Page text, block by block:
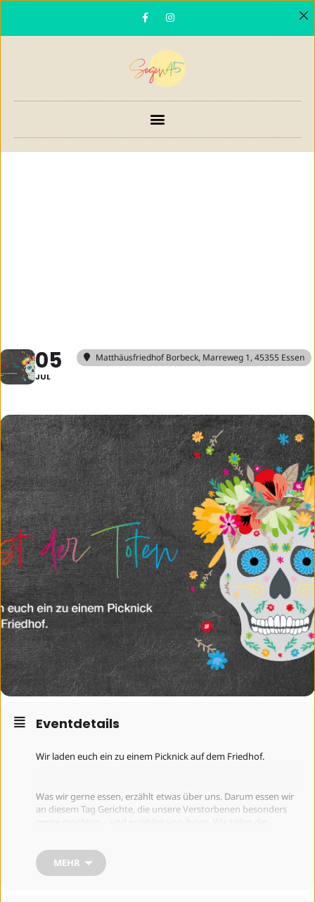
05
JUL
Matthäusfriedhof Borbeck, Marreweg 1, 45355 Essen
Eventdetails
Wir laden euch ein zu einem Picknick auf dem Friedhof.
Was wir gerne essen, erzählt etwas über uns. Darum essen wir
an diesem Tag Gerichte, die unsere Verstorbenen besonders
ein Segensritual. Eingeladen sind alle, die sich gemeinsam mit
anderen an eine verstorbene Person erinnern möchten – egal
wie lange der Tod bereits zurückliegt.
MEHR